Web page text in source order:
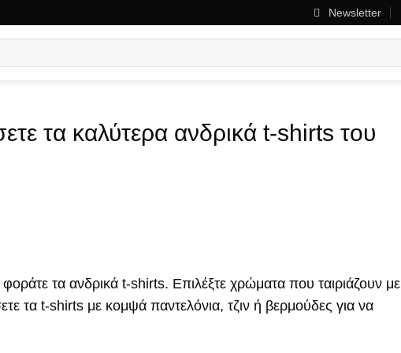
Newsletter
τα καλύτερα ανδρικά t-shirts του
τα ανδρικά t-shirts. Επιλέξτε χρώματα που ταιριάζουν με
τα t-shirts με κομψά παντελόνια, τζιν ή βερμούδες για να